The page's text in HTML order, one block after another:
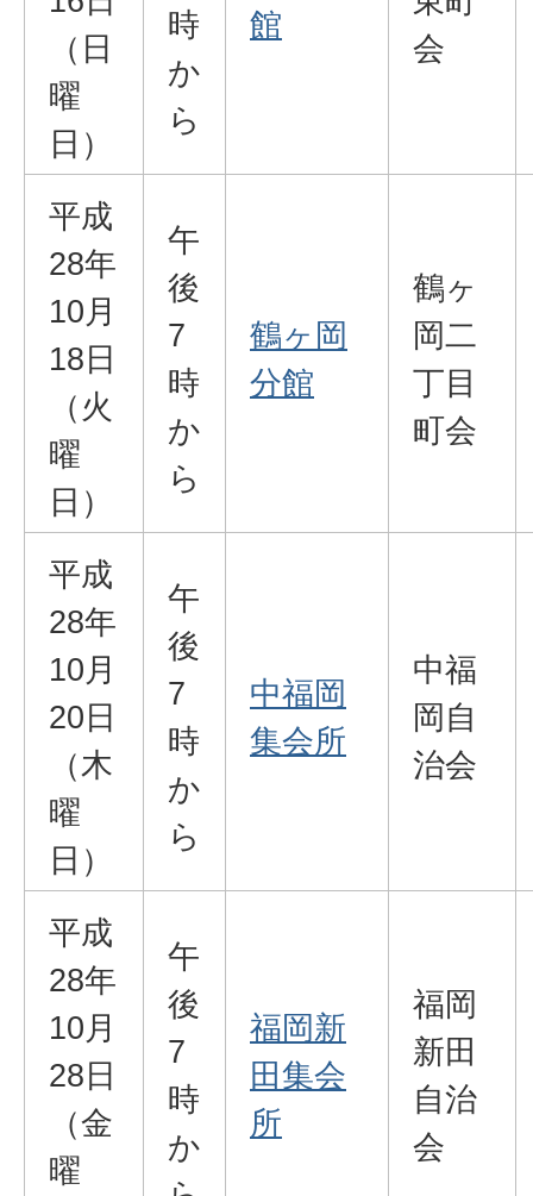
（日
曜
日）
時
か
ら
館
会
平成
28年
10月
18日
（火
曜
日）
午
後
7
時
か
ら
鶴ヶ岡
分館
鶴ヶ
岡二
丁目
町会
平成
28年
10月
20日
（木
曜
日）
午
後
7
時
か
ら
中福岡
集会所
中福
岡自
治会
平成
28年
10月
28日
（金
曜
午
後
7
時
か
福岡新
田集会
所
福岡
新田
自治
会